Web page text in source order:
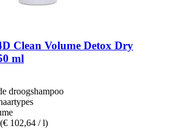
Clean Volume Detox Dry
ml
droogshampoo
(€ 102,64 / l)